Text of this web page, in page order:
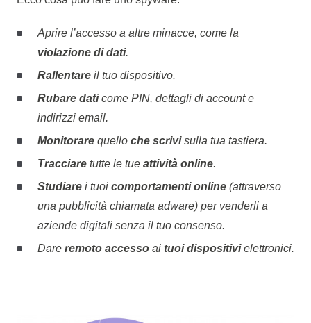
Aprire l’accesso a altre minacce, come la
violazione di dati.
Rallentareil tuo dispositivo.
Rubare daticome PIN, dettagli di account e
indirizzi email.
Monitorarequello che scrivisulla tua tastiera.
Tracciaretutte le tue attività online.
Studiarei tuoi comportamenti online(attraverso
una pubblicità chiamata adware) per venderli a
aziende digitali senza il tuo consenso.
Dare remoto accessoai tuoi dispositivielettronici.